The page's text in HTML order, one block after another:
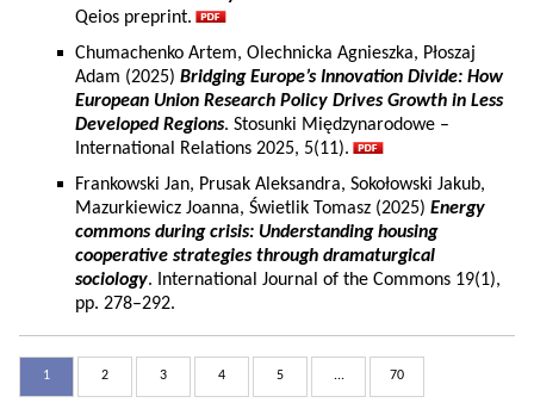
Qeios preprint.
Chumachenko Artem, Olechnicka Agnieszka, Płoszaj
Adam (2025) Bridging Europe’s Innovation Divide: How
European Union Research Policy Drives Growth in Less
Developed Regions. Stosunki Międzynarodowe –
International Relations 2025, 5(11).
Frankowski Jan, Prusak Aleksandra, Sokołowski Jakub,
Mazurkiewicz Joanna, Świetlik Tomasz (2025) Energy
commons during crisis: Understanding housing
cooperative strategies through dramaturgical
sociology. International Journal of the Commons 19(1),
pp. 278–292.
1 2 3 4 5 ... 70